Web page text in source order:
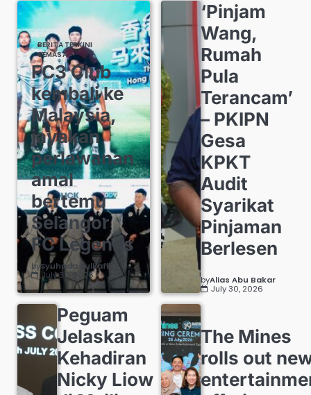
BERITA TERKINI
SEMASA
FC3 Club
kembali ke
Malaysia,
jayakan
perlawanan
amal
bertemu
Selangor
FC Legends
bySyuhada Zulkafli
July 30, 2026
‘Pinjam
Wang,
Rumah
Pula
Terancam’
– PKIPN
Gesa
KPKT
Audit
Syarikat
Pinjaman
Berlesen
byAlias Abu Bakar
July 30, 2026
Peguam
Jelaskan
Kehadiran
Nicky Liow
The Mines
rolls out